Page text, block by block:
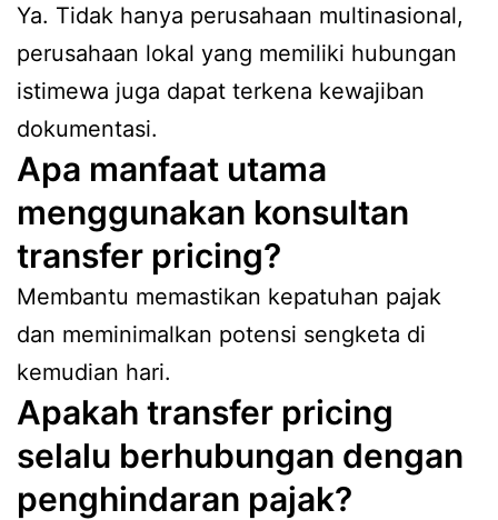
Ya. Tidak hanya perusahaan multinasional,
perusahaan lokal yang memiliki hubungan
istimewa juga dapat terkena kewajiban
dokumentasi.
Apa manfaat utama
menggunakan konsultan
transfer pricing?
Membantu memastikan kepatuhan pajak
dan meminimalkan potensi sengketa di
kemudian hari.
Apakah transfer pricing
selalu berhubungan dengan
penghindaran pajak?